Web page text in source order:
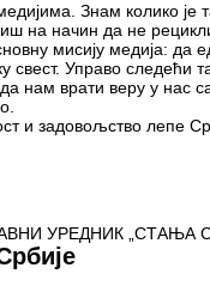
Знам колико је
на начин да не
мисију медија: да
свест. Управо следећи
да нам врати веру у нас
и задовољство лепе
УРЕДНИК „СТАЊА